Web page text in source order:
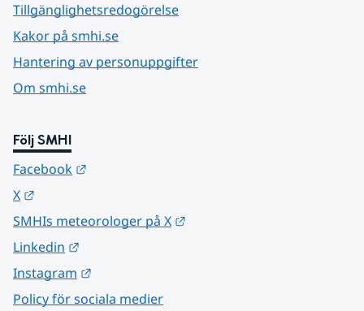
Tillgänglighetsredogörelse
Kakor på smhi.se
Hantering av personuppgifter
Om smhi.se
Följ SMHI
Facebook
X
SMHIs meteorologer på X
Linkedin
Instagram
Policy för sociala medier